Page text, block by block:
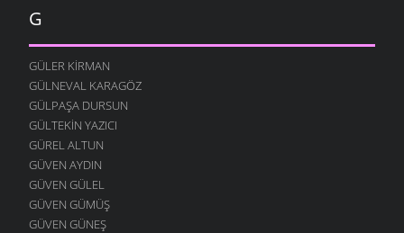
12 AĞUSTOS 2004
FESTIVAL
12 AĞUSTOS 2004
MERAKLI MELAHAT
12 AĞUSTOS 2004
HALK EĞITIMI
12 AĞUSTOS 2004
HASTAHANEDE DURUM
G
GÜLER KIRMAN
GÜLNEVAL KARAGÖZ
GÜLPAŞA DURSUN
GÜLTEKIN YAZICI
GÜREL ALTUN
GÜVEN AYDIN
GÜVEN GÜLEL
GÜVEN GÜMÜŞ
GÜVEN GÜNEŞ